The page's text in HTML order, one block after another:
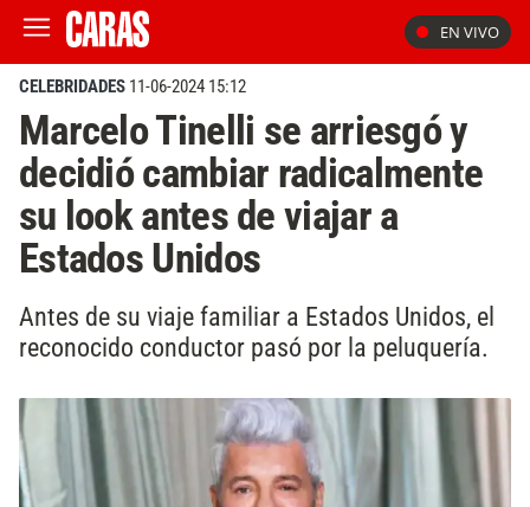
EN VIVO
CELEBRIDADES 11-06-2024 15:12
Marcelo Tinelli se arriesgó y
decidió cambiar radicalmente
su look antes de viajar a
Estados Unidos
Antes de su viaje familiar a Estados Unidos, el
reconocido conductor pasó por la peluquería.